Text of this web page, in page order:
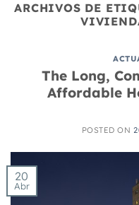
ARCHIVOS DE
The Long,
Affordable
POSTED ON
20
Abr